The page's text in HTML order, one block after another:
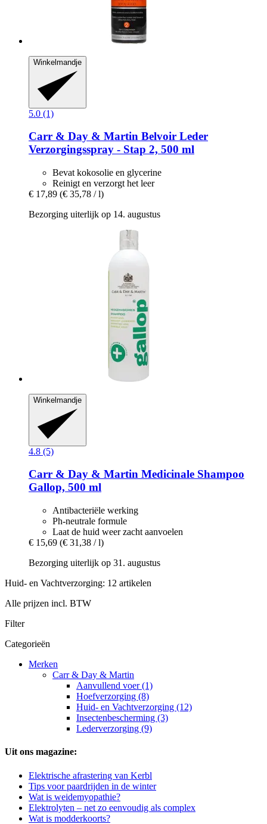
Winkelmandje
5.0 (1)
Carr & Day & Martin Belvoir Leder
Verzorgingsspray -​ Stap 2, 500 ml
Bevat kokosolie en glycerine
Reinigt en verzorgt het leer
€ 17,89 (€ 35,78 / l)
Bezorging uiterlijk op 14. augustus
Winkelmandje
4.8 (5)
Carr & Day & Martin Medicinale Shampoo
Gallop, 500 ml
Antibacteriële werking
Ph-neutrale formule
Laat de huid weer zacht aanvoelen
€ 15,69 (€ 31,38 / l)
Bezorging uiterlijk op 31. augustus
Huid- en Vachtverzorging: 12 artikelen
Alle prijzen incl. BTW
Filter
Categorieën
Merken
Carr & Day & Martin
Aanvullend voer (1)
Hoefverzorging (8)
Huid- en Vachtverzorging (12)
Insectenbescherming (3)
Lederverzorging (9)
Uit ons magazine:
Elektrische afrastering van Kerbl
Tips voor paardrijden in de winter
Wat is weidemyopathie?
Elektrolyten – net zo eenvoudig als complex
Wat is modderkoorts?